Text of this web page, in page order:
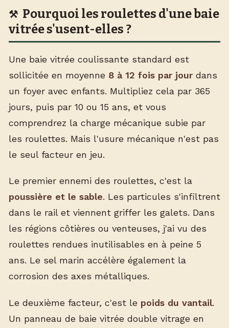
Pourquoi les roulettes d'une baie
vitrée s'usent-elles ?
Une baie vitrée coulissante standard est
sollicitée en moyenne 8 à 12 fois par jour dans
un foyer avec enfants. Multipliez cela par 365
jours, puis par 10 ou 15 ans, et vous
comprendrez la charge mécanique subie par
les roulettes. Mais l'usure mécanique n'est pas
le seul facteur en jeu.
Le premier ennemi des roulettes, c'est la
poussière et le sable. Les particules s'infiltrent
dans le rail et viennent griffer les galets. Dans
les régions côtières ou venteuses, j'ai vu des
roulettes rendues inutilisables en à peine 5
ans. Le sel marin accélère également la
corrosion des axes métalliques.
Le deuxième facteur, c'est le poids du vantail.
Un panneau de baie vitrée double vitrage en